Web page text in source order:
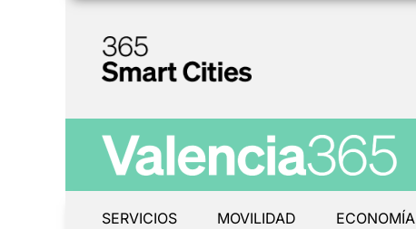
SERVICIOS MOVILIDAD ECONOMÍA